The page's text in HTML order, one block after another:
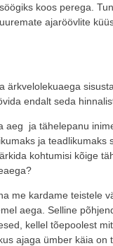
koos perega.
ajaröövlite
ärkvelolekuaega
endalt seda
aeg ja tähelepanu
ja teadlikumaks
kohtumisi kõige
me kardame teistele
aega. Selline
kellel tõepoolest
ajaga ümber käia on